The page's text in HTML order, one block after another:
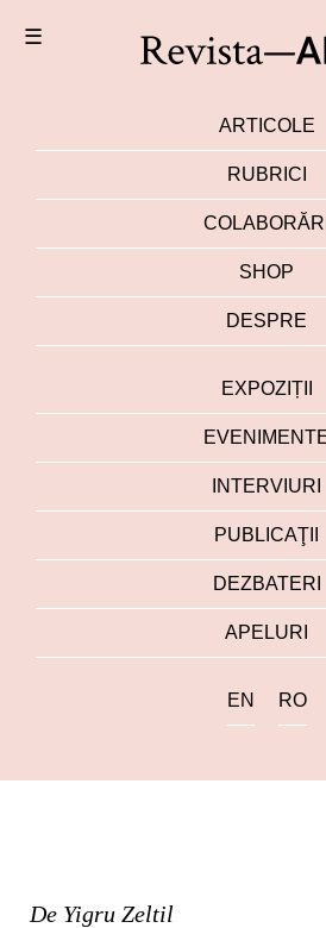
☰
ARTICOLE
RUBRICI
COLABORĂRI
SHOP
DESPRE
EXPOZIȚII
INTERVIURI
PUBLICAŢII
DEZBATERI
APELURI
EN RO
De Yigru Zeltil